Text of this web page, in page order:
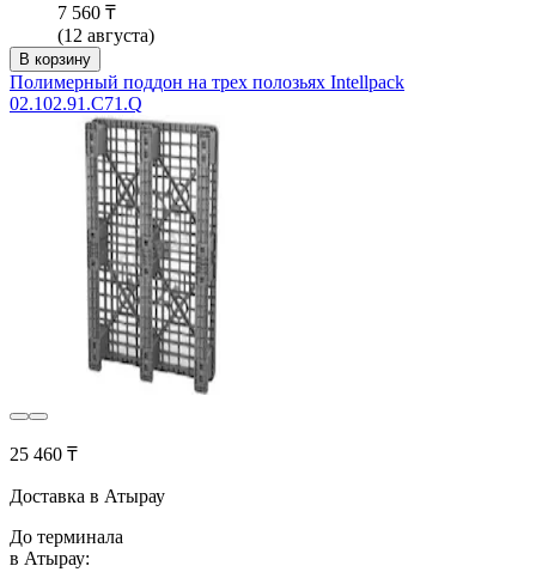
7 560 ₸
(12 августа)
В корзину
Полимерный поддон на трех полозьях Intellpack
02.102.91.С71.Q
25 460 ₸
Доставка в Атырау
До терминала
в Атырау: